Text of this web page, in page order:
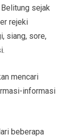
sejak
rejeki
siang, sore,
mencari
informasi
beberapa